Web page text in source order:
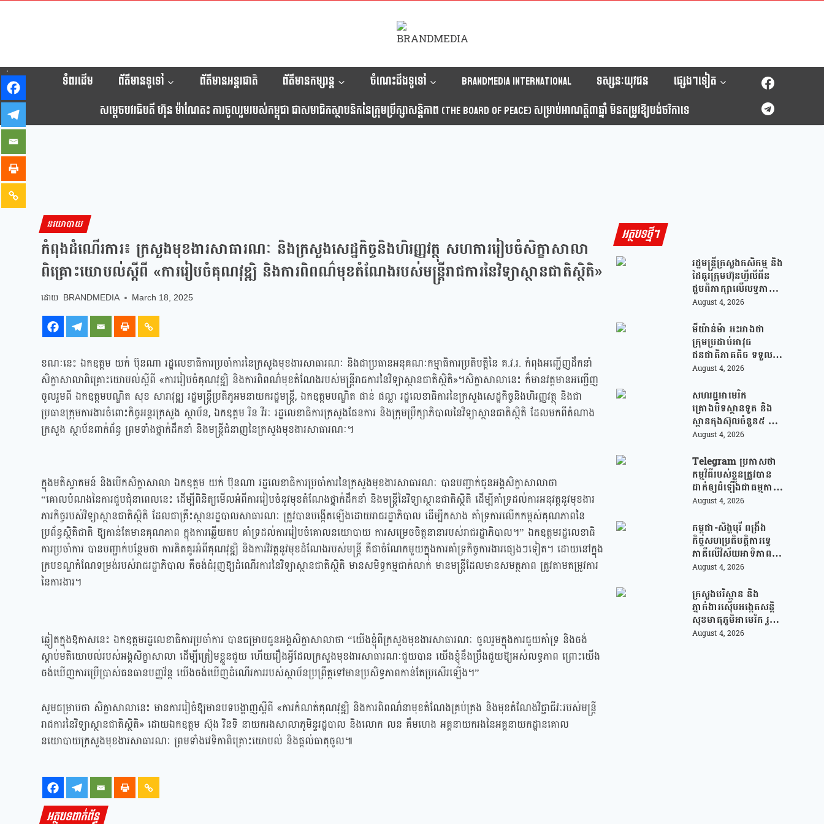
ទំពរដើម ព័ត៌មានទូទៅ ព័ត៌មានអន្តរជាតិ ព័ត៌មានកម្សាន្ត ចំណេះដឹងទូទៅ Brandmedia international ទស្សនៈយុវជន
ផ្សេងៗទៀត
សម្តេចបវរធិបតី ហ៊ុន ម៉ាណែត៖ ការចូលរួមរបស់កម្ពុជា ជាសមាជិកស្ថាបនិកនៃក្រុមប្រឹក្សាសន្តិភាព (The Board Of Peace) សម្រាប់អាណត្តិ៣ឆ្នាំ មិនតម្រូវឱ្យបង់ថវិកាទេ
នយោបាយ
កំពុងដំណើរការ៖ ក្រសួងមុខងារសាធារណៈ និងក្រសួងសេដ្ឋកិច្ចនិងហិរញ្ញវត្ថុ សហការរៀបចំសិក្ខាសាលា
ពិគ្រោះយោបល់ស្តីពី «ការរៀបចំគុណវុឌ្ឍិ និងការពិពណ៌មុខតំណែងរបស់មន្ត្រីរាជការនៃវិទ្យាស្ថានជាតិស្ថិតិ»
BRANDMEDIA March 18, 2025
ខណៈនេះ ឯកឧត្តម យក់ ប៊ុនណា រដ្ឋលេខាធិការប្រចាំការនៃក្រសួងមុខងារសាធារណៈ និងជាប្រធានអនុគណៈកម្មាធិការប្រតិបត្តិនៃ គ.វ.រ. កំពុងអញ្ជើញដឹកនាំ
សិក្ខាសាលាពិគ្រោះយោបល់ស្តីពី «ការរៀបចំគុណវុឌ្ឍិ និងការពិពណ៌មុខតំណែងរបស់មន្ត្រីរាជការនៃវិទ្យាស្ថានជាតិស្ថិតិ»។សិក្ខាសាលានេះ ក៏មានវត្តមានអញ្ជើញ
ចូលរួមពី ឯកឧត្តមបណ្ឌិត សុខ សារាវុឌ្ឍ រដ្ឋមន្ត្រីប្រតិភូអមនាយករដ្ឋមន្ត្រី, ឯកឧត្តមបណ្ឌិត ផាន់ ផល្លា រដ្ឋលេខាធិការនៃក្រសួងសេដ្ឋកិច្ចនិងហិរញ្ញវត្ថុ និងជា
ប្រធានក្រុមការងារចំពោះកិច្ចអន្តរក្រសួង ស្ថាប័ន, ឯកឧត្តម រិន វីរៈ រដ្ឋលេខាធិការក្រសួងផែនការ និងក្រុមប្រឹក្សាភិបាលនៃវិទ្យាស្ថានជាតិស្ថិតិ ដែលមកពីតំណាង
ក្រសួង ស្ថាប័នពាក់ព័ន្ធ ព្រមទាំងថ្នាក់ដឹកនាំ និងមន្ត្រីជំនាញនៃក្រសួងមុខងារសាធារណៈ។
ក្នុងមតិស្វាគមន៍ និងបើកសិក្ខាសាលា ឯកឧត្តម យក់ ប៊ុនណា រដ្ឋលេខាធិការប្រចាំការនៃក្រសួងមុខងារសាធារណៈ បានបញ្ជាក់ជូនអង្គសិក្ខាសាលាថា
“គោលបំណងនៃការជួបជុំនាពេលនេះ ដើម្បីពិនិត្យមើលអំពីការរៀបចំនូវមុខតំណែងថ្នាក់ដឹកនាំ និងមន្ត្រីនៃវិទ្យាស្ថានជាតិស្ថិតិ ដើម្បីគាំទ្រដល់ការអនុវត្តនូវមុខងារ
ភារកិច្ចរបស់វិទ្យាស្ថានជាតិស្ថិតិ ដែលជាគ្រឹះស្ថានរដ្ឋបាលសាធារណៈ ត្រូវបានបង្កើតឡើងដោយរាជរដ្ឋាភិបាល ដើម្បីកសាង គាំទ្រការលើកកម្ពស់គុណភាពនៃ
ប្រព័ន្ធស្ថិតិជាតិ ឱ្យកាន់តែមានគុណភាព ក្នុងការឆ្លើយតប គាំទ្រដល់ការរៀបចំគោលនយោបាយ ការសម្រេចចិត្តនានារបស់រាជរដ្ឋាភិបាល។” ឯកឧត្តមរដ្ឋលេខាធិ
ការប្រចាំការ បានបញ្ជាក់បន្ថែមថា ការគិតគូរអំពីគុណវុឌ្ឍិ និងការវិវត្តនូវមុខដំណែងរបស់មន្ត្រី គឺជាចំណែកមួយក្នុងការគាំទ្រកិច្ចការងារផ្សេងៗទៀត។ ដោយនៅក្នុង
ក្របខណ្ឌកំណែទម្រង់របស់រាជរដ្ឋាភិបាល គឺចង់ជំរុញឱ្យដំណើរការនៃវិទ្យាស្ថានជាតិស្ថិតិ មានសមិទ្ធកម្មជាក់លាក់ មានមន្ត្រីដែលមានសមត្ថភាព ត្រូវតាមតម្រូវការ
នៃការងារ។
ឆ្លៀតក្នុងឱកាសនេះ ឯកឧត្តមរដ្ឋលេខាធិការប្រចាំការ បានជម្រាបជូនអង្គសិក្ខាសាលាថា “យើងខ្ញុំពីក្រសួងមុខងារសាធារណៈ ចូលរួមក្នុងការជួយគាំទ្រ និងចង់
ស្តាប់មតិយោបល់របស់អង្គសិក្ខាសាលា ដើម្បីត្រៀមខ្លួនជួយ ហើយរឿងអ្វីដែលក្រសួងមុខងារសាធារណៈជួយបាន យើងខ្ញុំនឹងប្រឹងជួយឱ្យអស់លទ្ធភាព ព្រោះយើង
ចង់ឃើញការប្រើប្រាស់ធនធានបញ្ញវ័ន្ត យើងចង់ឃើញដំណើរការរបស់ស្ថាប័នប្រព្រឹត្តទៅមានប្រសិទ្ធភាពកាន់តែប្រសើរឡើង។”
សូមជម្រាបថា សិក្ខាសាលានេះ មានការរៀចំឱ្យមានបទបង្ហាញស្តីពី «ការកំណត់គុណវុឌ្ឍិ និងការពិពណ៌នាមុខតំណែងគ្រប់គ្រង និងមុខតំណែងវិជ្ជាជីវៈរបស់មន្ត្រី
រាជការនៃវិទ្យាស្ថានជាតិស្ថិតិ» ដោយឯកឧត្តម ស៊ុង វិនទិ នាយករងសាលាភូមិន្ទរដ្ឋបាល និងលោក លន គឹមហេង អគ្គនាយករងនៃអគ្គនាយកដ្ឋានគោល
នយោបាយក្រសួងមុខងារសាធារណៈ ព្រមទាំងវេទិកាពិគ្រោះយោបល់ និងផ្តល់ធាតុចូល៕
អត្ថបទពាក់ព័ន្ធ
អត្ថបទថ្មីៗ
រដ្ឋមន្រ្តីក្រសួងកសិកម្ម និង
ដៃគូរក្រុមហ៊ុនហ្វីលីពីន
ជួបពិភាក្សាលើលទ្ធភាព
ជំរុញការនាំចេញកសិផល
ហ្វីលីពីន
August 4, 2026
មីយ៉ាន់ម៉ា អះអាងថា
ក្រុមប្រដាប់អាវុធ
ជនជាតិភាគតិច ទទួល
សំណូកពីក្រុម
(Online Scam) ជាថ្នូរ
នឹងការជួយរត់ចូល
ប្រទេសថៃ!
August 4, 2026
សហរដ្ឋអាមេរិក
គ្រោងបិទស្ថានទូត និង
ស្ថានកុងស៊ុលចំនួន៥ នៅ
ប្រទេសមួយចំនួន ដើម្បី
វត្តមានការទូតដែលគ្មាន
ប្រសិទ្ធភាព
August 4, 2026
Telegram ប្រកាសថា
កម្មវិធីរបស់ខ្លួនត្រូវបាន
ដាក់ឲ្យដំឡើងជាធម្មតា
វិញលើ App Store
បាត់ខ្លួនដោយគ្មានការ
បញ្ជាក់ពីមូលហេតុ
August 4, 2026
កម្ពុជា-សិង្ហបុរី ពង្រឹង
កិច្ចសហប្រតិបត្តិការទ្វេ
ភាគីលើវិស័យអាទិភាព
សំខាន់ៗចំនួន ៤ !
August 4, 2026
ក្រសួងបរិស្ថាន និង
ភ្នាក់ងារស៊ើបអង្កេតសន្តិ
សុខមាតុភូមិអាមេរិក រួម
គ្នា បង្រ្កាបបទល្មើស
August 4, 2026